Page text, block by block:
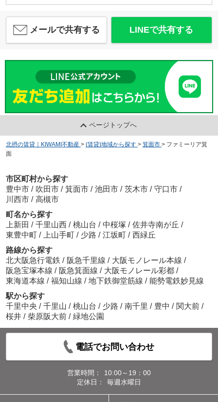
メールで共有する LINEで共有する
ページトップへ
北摂の賃貸｜KIWAMI不動産 > (賃貸)地域から探す > 箕面市 > ファミーリア箕
面
市区町村から探す
豊中市 / 吹田市 / 箕面市 / 池田市 / 茨木市 / 守口市 /
川西市 / 高槻市
町名から探す
上新田 / 千里山西 / 桃山台 / 中桜塚 / 佐井寺南が丘 /
東豊中町 / 上山手町 / 少路 / 江坂町 / 西緑丘
路線から探す
北大阪急行電鉄 / 阪急千里線 / 大阪モノレール本線 /
阪急宝塚本線 / 阪急箕面線 / 大阪モノレール彩都 /
東海道本線 / 福知山線 / 地下鉄御堂筋線 / 能勢電鉄妙見線
駅から探す
千里中央 / 千里山 / 桃山台 / 少路 / 南千里 / 豊中 / 関大前 /
桜井 / 柴原阪大前 / 緑地公園
電話でお問い合わせ
営業時間：
10:00～19：00
定休日：
毎週水曜日